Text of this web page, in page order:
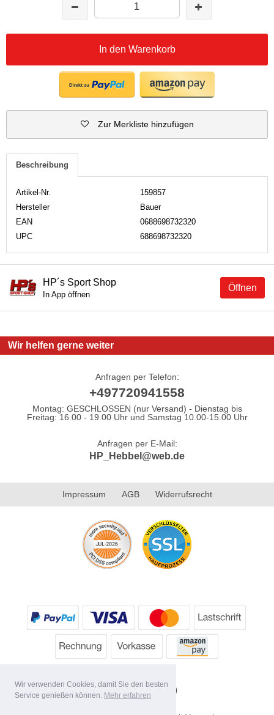
Wir verwenden Cookies, damit Sie den besten
Service genießen können. Mehr erfahren
In den Warenkorb
Zur Merkliste hinzufügen
Beschreibung
Artikel-Nr.
159857
Hersteller
Bauer
EAN
0688698732320
UPC
688698732320
Öffnen
HP´s Sport Shop
In App öffnen
Wir helfen gerne weiter
Anfragen per Telefon:
+497720941558
Montag: GESCHLOSSEN (nur Versand) - Dienstag bis
Freitag: 16.00 - 19.00 Uhr und Samstag 10.00-15.00 Uhr
Anfragen per E-Mail:
HP_Hebbel@web.de
Impressum AGB Widerrufsrecht